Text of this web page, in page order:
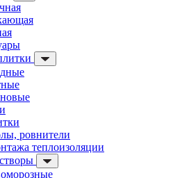
ровнители
теплоизоляции